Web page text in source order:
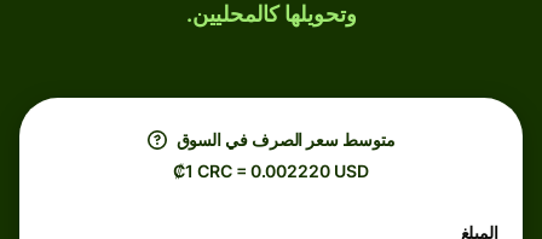
وتحويلها كالمحليين.
متوسط ​​سعر الصرف في السوق
₡1 CRC = 0.002220 USD
المبلغ